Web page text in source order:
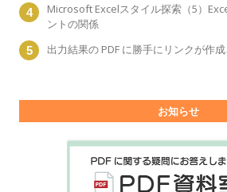
Microsoft Excelスタイル探索（5）
ントの関係
出力結果の PDF に勝手にリンクが作
お知らせ